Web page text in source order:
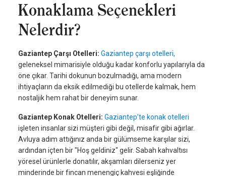
Konaklama Seçenekleri
Nelerdir?
Gaziantep Çarşı Otelleri: Gaziantep çarşı otelleri,
geleneksel mimarisiyle olduğu kadar konforlu yapılarıyla da
öne çıkar. Tarihi dokunun bozulmadığı, ama modern
ihtiyaçların da eksik edilmediği bu otellerde kalmak, hem
nostaljik hem rahat bir deneyim sunar.
Gaziantep Konak Otelleri: Gaziantep’te konak otelleri
işleten insanlar sizi müşteri gibi değil, misafir gibi ağırlar.
Avluya adım attığınız anda bir gülümseme karşılar sizi,
ardından içten bir "Hoş geldiniz" gelir. Sabah kahvaltısı
yöresel ürünlerle donatılır, akşamları dilerseniz yer
minderinde bir fincan menengiç kahvesi eşliğinde